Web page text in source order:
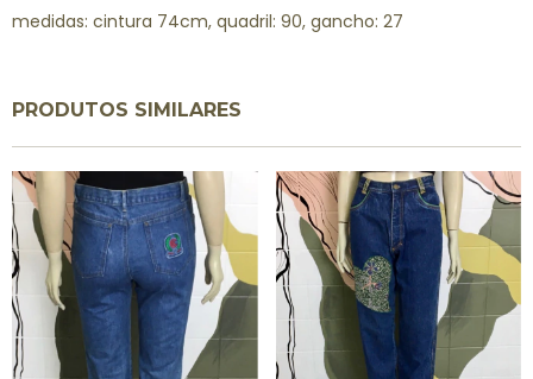
medidas: cintura 74cm, quadril: 90, gancho: 27
PRODUTOS SIMILARES